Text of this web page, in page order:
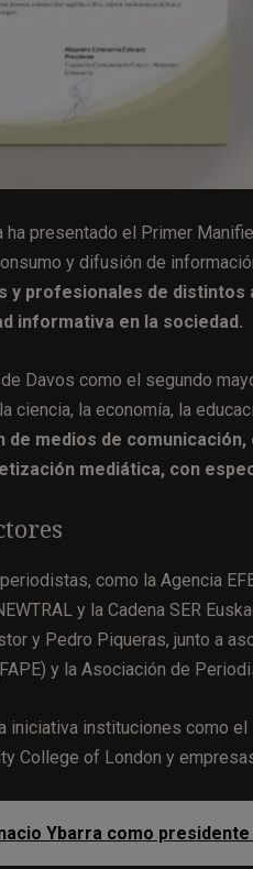
ha presentado el Primer
y difusión de
y profesionales de distintos
informativa en la sociedad.
Davos como el segundo
la economía, la
medios de
mediática, con
como la Agencia
y la Cadena SER
y Pedro Piqueras, junto a
y la Asociación de
instituciones como el
College of London y
Ybarra como